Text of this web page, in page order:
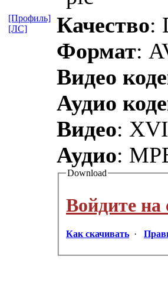
Качество:
Формат:
Видео
Аудио
Видео:
Аудио:
Download
Войдите на
Как скачивать ·
[Профиль]
[ЛС]